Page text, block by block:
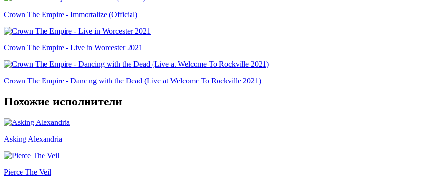
Crown The Empire - Immortalize (Official)
Crown The Empire - Live in Worcester 2021
Crown The Empire - Dancing with the Dead (Live at Welcome To Rockville 2021)
Похожие исполнители
Asking Alexandria
Pierce The Veil